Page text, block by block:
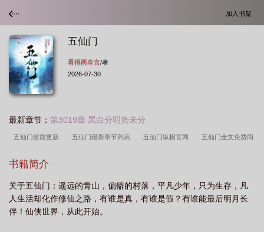
加入书架
五仙门
看得两叁言/著
2026-07-30
最新章节： 第3019章 黑白分明势未分
五仙门超前更新 五仙门最新章节列表 五仙门纵横官网 五仙门全文免费阅
阁 五仙门全本免费阅读
在线阅读 五仙门最新章节 五仙门全文完整版 五仙门 看得两叁言 五仙
门百科 五仙门人物简介大全 五仙门百度百科 五仙门发电厂 五仙门笔趣
书籍简介
关于五仙门：遥远的青山，偏僻的村落，平凡少年，只为生存，凡
人生活却化作修仙之路，有谁是真，有谁是假？有谁能最后明月长
伴！仙侠世界，从此开始。